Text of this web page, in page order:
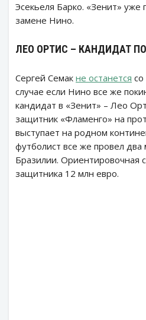
Эсекьеля Барко. «Зенит» уже
замене Нино.
ЛЕО ОРТИС – КАНДИДАТ
Сергей Семак не останется
случае если Нино все же
кандидат в «Зенит» – Лео
защитник «Фламенго» на
выступает на родном
футболист все же провел два
Бразилии. Ориентировочная
защитника 12 млн евро.